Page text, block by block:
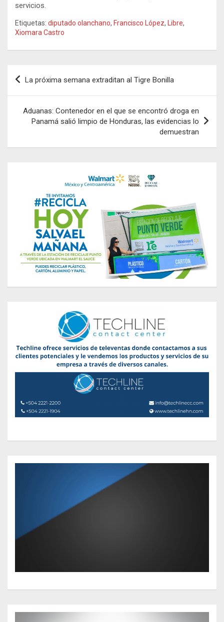
servicios.
Etiquetas: diputado olanchano, Francisco López, Libre,
Xiomara Castro
Navegación
entradas
La próxima semana extraditan al Tigre Bonilla
Aduanas: Contenedor en el que se encontró droga en
Panamá salió limpio de Honduras, las evidencias lo
demuestran